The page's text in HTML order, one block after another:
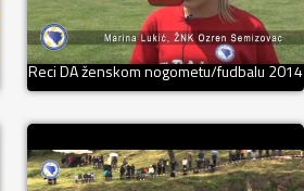
Reci DA ženskom nogometu/fudbalu 2014